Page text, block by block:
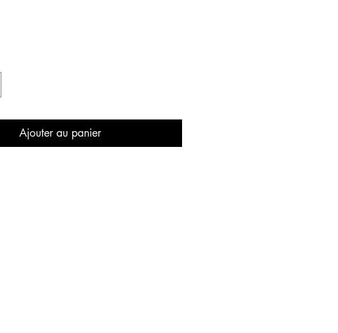
Ajouter au panier